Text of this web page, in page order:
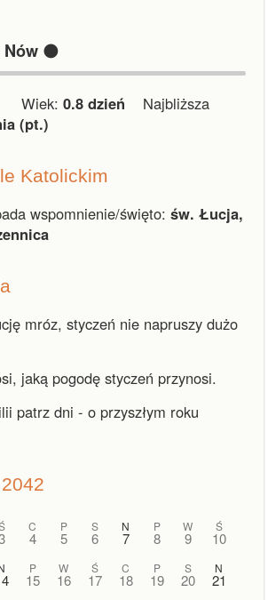
Nów 🌑
Wiek: 0.8 dzień Najbliższa
(pt.)
Katolickim
wspomnienie/święto: św. Łucja,
mróz, styczeń nie napruszy dużo
jaką pogodę styczeń przynosi.
patrz dni - o przyszłym roku
C
4
P
5
S
6
N
7
P
8
W
9
Ś
10
P
15
W
16
Ś
17
C
18
P
19
S
20
N
21